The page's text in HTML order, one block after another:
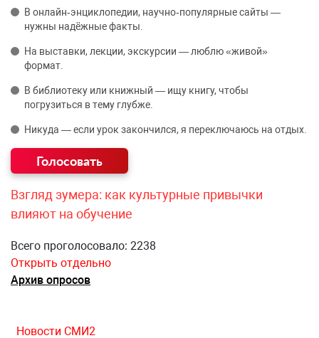
В онлайн‑энциклопедии, научно‑популярные сайты —
нужны надёжные факты.
На выставки, лекции, экскурсии — люблю «живой»
формат.
В библиотеку или книжный — ищу книгу, чтобы
погрузиться в тему глубже.
Никуда — если урок закончился, я переключаюсь на отдых.
Взгляд зумера: как культурные привычки
влияют на обучение
Всего проголосовало: 2238
Открыть отдельно
Архив опросов
Новости СМИ2